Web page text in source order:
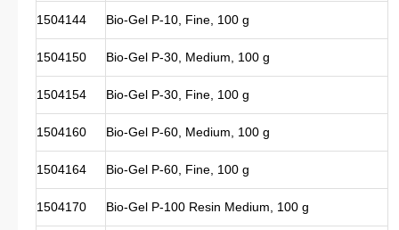
1504144 Bio-Gel P-10, Fine, 100 g
1504150 Bio-Gel P-30, Medium, 100 g
1504154 Bio-Gel P-30, Fine, 100 g
1504160 Bio-Gel P-60, Medium, 100 g
1504164 Bio-Gel P-60, Fine, 100 g
1504170 Bio-Gel P-100 Resin Medium, 100 g